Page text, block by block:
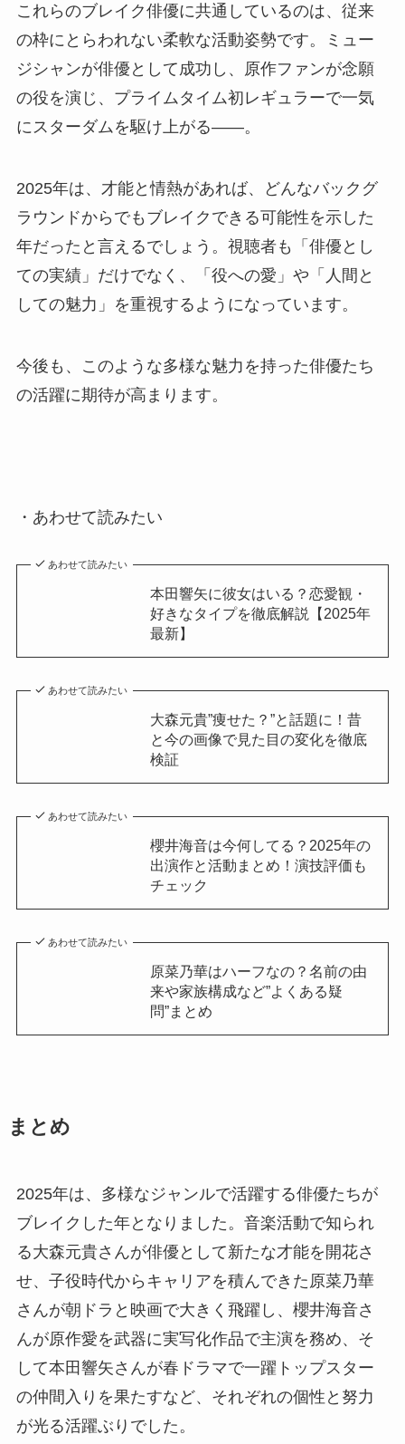
これらのブレイク俳優に共通しているのは、従来
の枠にとらわれない柔軟な活動姿勢です。ミュー
ジシャンが俳優として成功し、原作ファンが念願
の役を演じ、プライムタイム初レギュラーで一気
にスターダムを駆け上がる——。
2025年は、才能と情熱があれば、どんなバックグ
ラウンドからでもブレイクできる可能性を示した
年だったと言えるでしょう。視聴者も「俳優とし
ての実績」だけでなく、「役への愛」や「人間と
しての魅力」を重視するようになっています。
今後も、このような多様な魅力を持った俳優たち
の活躍に期待が高まります。
・あわせて読みたい
あわせて読みたい
本田響矢に彼女はいる？恋愛観・
好きなタイプを徹底解説【2025年
最新】
あわせて読みたい
大森元貴”痩せた？”と話題に！昔
と今の画像で見た目の変化を徹底
検証
あわせて読みたい
櫻井海音は今何してる？2025年の
出演作と活動まとめ！演技評価も
チェック
あわせて読みたい
原菜乃華はハーフなの？名前の由
来や家族構成など”よくある疑
問”まとめ
まとめ
2025年は、多様なジャンルで活躍する俳優たちが
ブレイクした年となりました。音楽活動で知られ
る大森元貴さんが俳優として新たな才能を開花さ
せ、子役時代からキャリアを積んできた原菜乃華
さんが朝ドラと映画で大きく飛躍し、櫻井海音さ
んが原作愛を武器に実写化作品で主演を務め、そ
して本田響矢さんが春ドラマで一躍トップスター
の仲間入りを果たすなど、それぞれの個性と努力
が光る活躍ぶりでした。